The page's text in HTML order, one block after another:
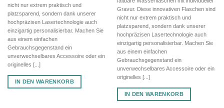
nicht nur extrem praktisch und
platzsparend, sondern dank unserer
hochpräzisen Lasertechnologie auch
einzigartig personalisierbar. Machen Sie
aus einem einfachen
Gebrauchsgegenstand ein
unverwechselbares Accessoire oder ein
originelles [...]
IN DEN WARENKORB
Gravur. Diese innovativen Flaschen sind
nicht nur extrem praktisch und
platzsparend, sondern dank unserer
hochpräzisen Lasertechnologie auch
einzigartig personalisierbar. Machen Sie
aus einem einfachen
Gebrauchsgegenstand ein
unverwechselbares Accessoire oder ein
originelles [...]
IN DEN WARENKORB